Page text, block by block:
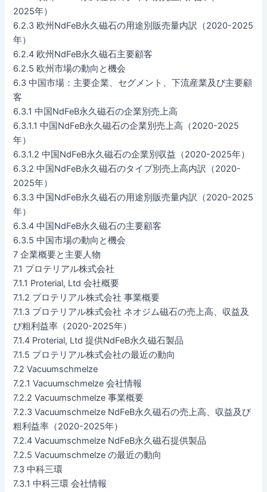
2025年）
6.2.3 欧州NdFeB永久磁石の用途別販売量内訳（2020-2025
年）
6.2.4 欧州NdFeB永久磁石主要顧客
6.2.5 欧州市場の動向と機会
6.3 中国市場：主要企業、セグメント、下流産業及び主要顧
客
6.3.1 中国NdFeB永久磁石の企業別売上高
6.3.1.1 中国NdFeB永久磁石の企業別売上高（2020-2025
年）
6.3.1.2 中国NdFeB永久磁石の企業別収益（2020-2025年）
6.3.2 中国NdFeB永久磁石のタイプ別売上高内訳（2020-
2025年）
6.3.3 中国NdFeB永久磁石の用途別販売量内訳（2020-2025
年）
6.3.4 中国NdFeB永久磁石の主要顧客
6.3.5 中国市場の動向と機会
7 企業概要と主要人物
7.1 プロテリアル株式会社
7.1.1 Proterial, Ltd 会社概要
7.1.2 プロテリアル株式会社 事業概要
7.1.3 プロテリアル株式会社 ネオジム磁石の売上高、収益及
び粗利益率（2020-2025年）
7.1.4 Proterial, Ltd 提供NdFeB永久磁石製品
7.1.5 プロテリアル株式会社の最近の動向
7.2 Vacuumschmelze
7.2.1 Vacuumschmelze 会社情報
7.2.2 Vacuumschmelze 事業概要
7.2.3 Vacuumschmelze NdFeB永久磁石の売上高、収益及び
粗利益率（2020-2025年）
7.2.4 Vacuumschmelze NdFeB永久磁石提供製品
7.2.5 Vacuumschmelze の最近の動向
7.3 中科三環
7.3.1 中科三環 会社情報